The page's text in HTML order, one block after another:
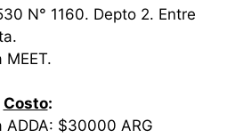
N° 1160. Depto 2. Entre
Costo:
ADDA: $30000 ARG